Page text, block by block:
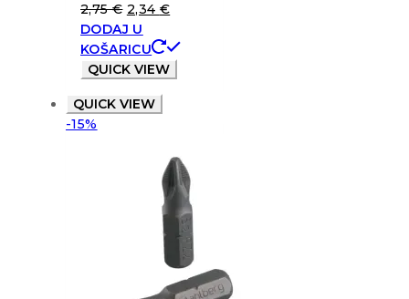
2,75€ 2,34 €
DODAJ U
KOŠARICU
QUICK VIEW
QUICK VIEW
-15%